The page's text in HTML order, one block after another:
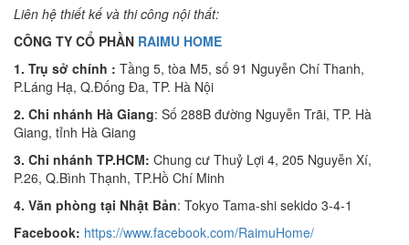
Liên hệ thiết kế và thi công nội thất:
CÔNG TY CỔ PHẦN RAIMU HOME
1. Trụ sở chính : Tầng 5, tòa M5, số 91 Nguyễn Chí Thanh,
P.Láng Hạ, Q.Đống Đa, TP. Hà Nội
2. Chi nhánh Hà Giang: Số 288B đường Nguyễn Trãi, TP. Hà
Giang, tỉnh Hà Giang
3. Chi nhánh TP.HCM: Chung cư Thuỷ Lợi 4, 205 Nguyễn Xí,
P.26, Q.Bình Thạnh, TP.Hồ Chí Minh
4. Văn phòng tại Nhật Bản: Tokyo Tama-shi sekido 3-4-1
Facebook: https://www.facebook.com/RaimuHome/